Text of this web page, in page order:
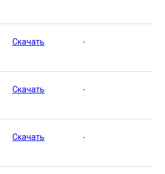
Скачать -
Скачать -
Скачать -